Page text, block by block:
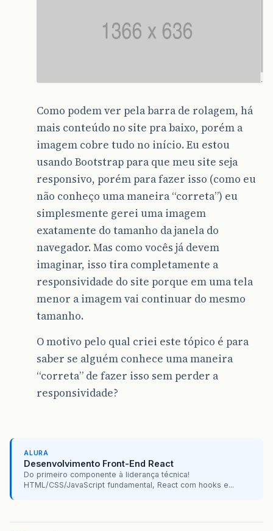
Como podem ver pela barra de rolagem, há
mais conteúdo no site pra baixo, porém a
imagem cobre tudo no início. Eu estou
usando Bootstrap para que meu site seja
responsivo, porém para fazer isso (como eu
não conheço uma maneira “correta”) eu
simplesmente gerei uma imagem
exatamente do tamanho da janela do
navegador. Mas como vocês já devem
imaginar, isso tira completamente a
responsividade do site porque em uma tela
menor a imagem vai continuar do mesmo
tamanho.
O motivo pelo qual criei este tópico é para
saber se alguém conhece uma maneira
“correta” de fazer isso sem perder a
responsividade?
ALURA
Desenvolvimento Front-End React
Do primeiro componente à liderança técnica!
HTML/CSS/JavaScript fundamental, React com hooks e...